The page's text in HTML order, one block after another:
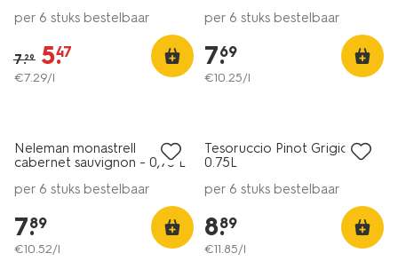
per 6 stuks bestelbaar
7.29 5.
47
€7.29/l
per 6 stuks bestelbaar
7.
69
€10.25/l
Neleman monastrell
cabernet sauvignon - 0,75 L
per 6 stuks bestelbaar
7.
89
€10.52/l
Tesoruccio Pinot Grigio
0.75L
per 6 stuks bestelbaar
8.
89
€11.85/l